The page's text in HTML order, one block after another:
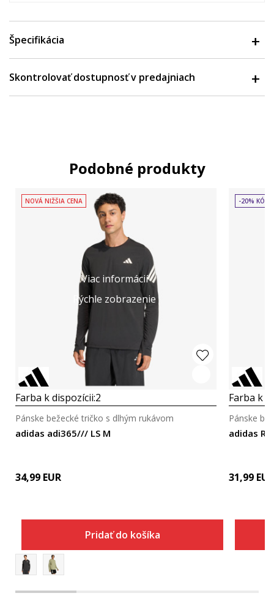
Špecifikácia
Skontrolovať dostupnosť v predajniach
Podobné produkty
Viac informácií
Rýchle zobrazenie
NOVÁ NIŽŠIA CENA
Farba k dispozícii:2
adidas adi365/// LS M
Pánske bežecké tričko s dlhým rukávom
34,99 EUR
Pridať do košíka
-20% KÓD:
Farba k
adidas
Pánske
31,99 EUR